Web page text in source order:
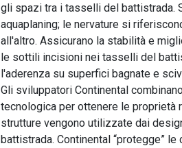
gli spazi tra i tasselli del battistrada.
aquaplaning; le nervature si
all'altro. Assicurano la stabilità e
le sottili incisioni nei tasselli del
l'aderenza su superfici bagnate e
Gli sviluppatori Continental
tecnologica per ottenere le proprietà
strutture vengono utilizzate dai
battistrada. Continental “protegge”